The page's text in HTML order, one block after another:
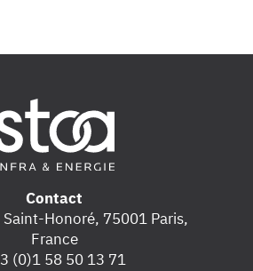
Contact
Honoré, 75001 Paris,
France
(0)1 58 50 13 71